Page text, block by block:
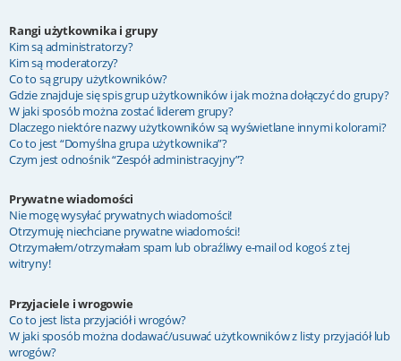
Rangi użytkownika i grupy
Kim są administratorzy?
Kim są moderatorzy?
Co to są grupy użytkowników?
Gdzie znajduje się spis grup użytkowników i jak można dołączyć do grupy?
W jaki sposób można zostać liderem grupy?
Dlaczego niektóre nazwy użytkowników są wyświetlane innymi kolorami?
Co to jest “Domyślna grupa użytkownika”?
Czym jest odnośnik “Zespół administracyjny”?
Prywatne wiadomości
Nie mogę wysyłać prywatnych wiadomości!
Otrzymuję niechciane prywatne wiadomości!
Otrzymałem/otrzymałam spam lub obraźliwy e-mail od kogoś z tej
witryny!
Przyjaciele i wrogowie
Co to jest lista przyjaciół i wrogów?
W jaki sposób można dodawać/usuwać użytkowników z listy przyjaciół lub
wrogów?